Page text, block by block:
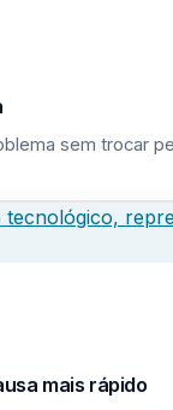
sem trocar
mais rápido